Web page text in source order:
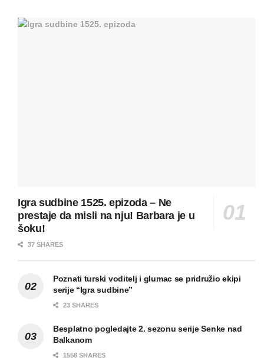
Igra sudbine 1525. epizoda – Ne
prestaje da misli na nju! Barbara je u
šoku!
37 SHARES
Poznati turski voditelj i glumac se pridružio ekipi
serije “Igra sudbine”
23 SHARES
Besplatno pogledajte 2. sezonu serije Senke nad
Balkanom
1558 SHARES